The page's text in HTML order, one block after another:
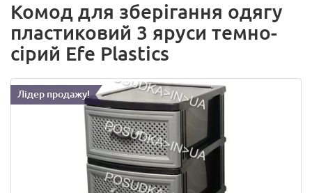
Комод для зберігання одягу
пластиковий 3 яруси темно-
сірий Efe Plastics
Лідер продажу!